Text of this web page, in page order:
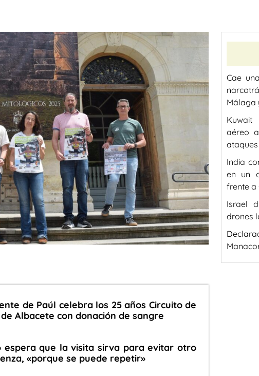
de Paúl celebra los 25 años Circuito de
Albacete con donación de sangre
espera que la visita sirva para evitar otro
«porque se puede repetir»
Cae
Málaga
Kuwait
aéreo
India
en un
frente a
Israel
drones